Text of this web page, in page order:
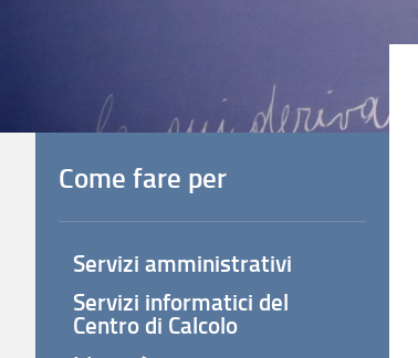
Come fare per
Servizi amministrativi
Servizi informatici del
Centro di Calcolo